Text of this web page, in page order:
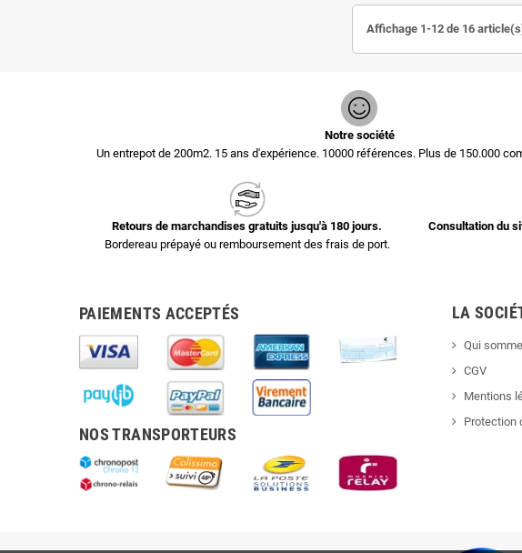
Affichage 1-12 de 16
Notre société
Un entrepot de 200m2. 15 ans d'expérience. 10000 références. Plus de 150.000
Retours de marchandises gratuits jusqu'à 180 jours.
Bordereau prépayé ou remboursement des frais de port.
Consultation du
PAIEMENTS ACCEPTÉS
NOS TRANSPORTEURS
LA
Qui
CGV
Mentions
Protection